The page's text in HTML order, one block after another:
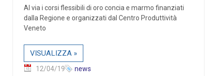
Al via i corsi flessibili di oro concia e marmo finanziati
dalla Regione e organizzati dal Centro Produttività
Veneto
VISUALIZZA »
12/04/19 news